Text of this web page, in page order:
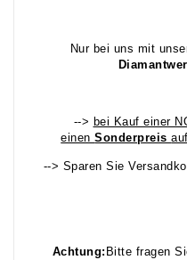
Nur bei uns mit
--> bei Kauf einer
einenSonderpreis
--> Sparen Sie
Achtung: Bitte fragen